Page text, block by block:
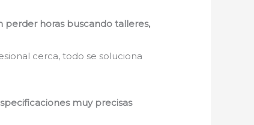
perder horas buscando talleres,
cerca, todo se soluciona
muy precisas